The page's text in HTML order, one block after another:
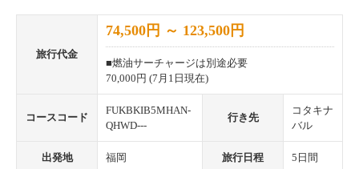
旅行代金
74,500円 ～ 123,500円
■燃油サーチャージは別途必要
70,000円 (7月1日現在)
コースコード
FUKBKIB5MHAN-
QHWD---
行き先
コタキナ
バル
出発地 福岡 旅行日程 5日間